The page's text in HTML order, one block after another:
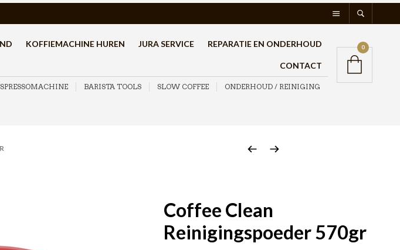
KOFFIEMACHINE HUREN JURA SERVICE REPARATIE EN ONDERHOUD
CONTACT
BARISTA TOOLS SLOW COFFEE ONDERHOUD / REINIGING
0
Coffee Clean
Reinigingspoeder 570gr